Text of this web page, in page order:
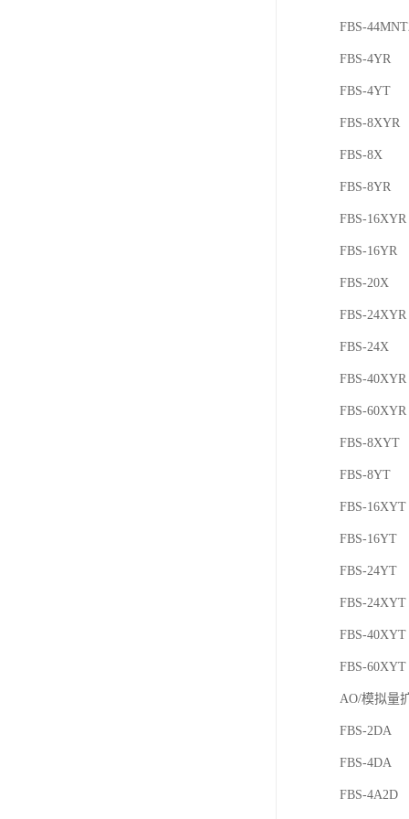
FBS-
FBS-4YR
FBS-4YT
FBS-8XYR
FBS-8X
FBS-8YR
FBS-16XYR
FBS-16YR
FBS-20X
FBS-24XYR
FBS-24X
FBS-40XYR
FBS-60XYR
FBS-8XYT
FBS-8YT
FBS-16XYT
FBS-16YT
FBS-24YT
FBS-24XYT
FBS-40XYT
FBS-60XYT
AO/模拟量
FBS-2DA
FBS-4DA
FBS-4A2D